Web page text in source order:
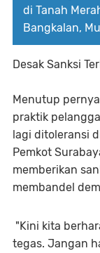
di Tanah
Bangkalan,
Desak Sanksi
Menutup
praktik
lagi ditoleransi
Pemkot
memberikan
membandel
"Kini kita
tegas. Jangan